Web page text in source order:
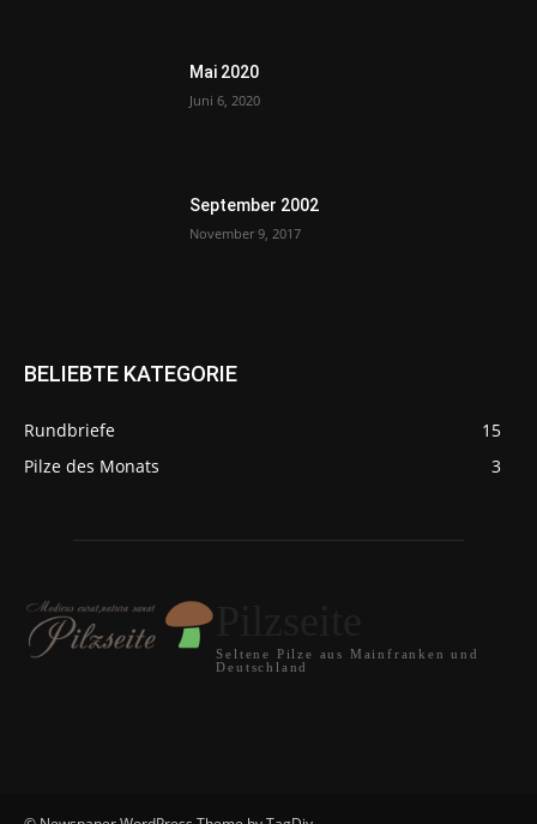
Mai 2020
Juni 6, 2020
September 2002
November 9, 2017
BELIEBTE KATEGORIE
Rundbriefe
15
Pilze des Monats
3
Seltene Pilze aus Mainfranken und
Deutschland